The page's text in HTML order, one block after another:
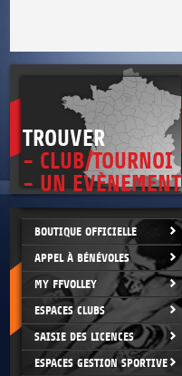
TROUVER
- CLUB/TOURNOI
- UN EVÈNEMENT
BOUTIQUE OFFICIELLE
APPEL À BÉNÉVOLES
MY FFVOLLEY
ESPACES CLUBS
SAISIE DES LICENCES
ESPACES GESTION SPORTIVE